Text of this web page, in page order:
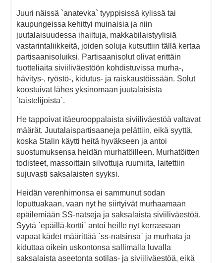
Juuri näissä `anatevka` tyyppisissä kylissä tai
kaupungeissa kehittyi muinaisia ja niin
juutalaisuudessa ihailtuja, makkabilaistyylisiä
vastarintaliikkeitä, joiden soluja kutsuttiin tällä kertaa
partisaanisoluiksi. Partisaanisolut olivat erittäin
tuotteliaita siviiliväestöön kohdistuvissa murha-,
hävitys-, ryöstö-, kidutus- ja raiskaustöissään. Solut
koostuivat lähes yksinomaan juutalaisista
`taistelijoista`.
He tappoivat itäeurooppalaista siviiliväestöä valtavat
määrät. Juutalaispartisaaneja pelättiin, eikä syyttä,
koska Stalin käytti heitä hyväkseen ja antoi
suostumuksensa heidän murhatöilleen. Murhatöitten
todisteet, massoittain silvottuja ruumiita, laitettiin
sujuvasti saksalaisten syyksi.
Heidän verenhimonsa ei sammunut sodan
loputtuakaan, vaan nyt he siirtyivät murhaamaan
epäilemiään SS-natseja ja saksalaista siviiliväestöä.
Syytä `epäillä-kortti` antoi heille nyt kerrassaan
vapaat kädet määrittää `ss-natsinsa` ja murhata ja
kiduttaa oikein uskontonsa sallimalla luvalla
saksalaista aseetonta sotilas- ja siviiliväestöä, eikä